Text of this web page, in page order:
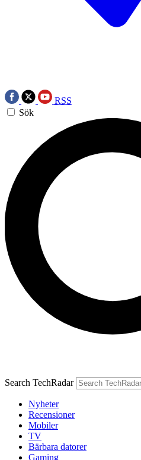
RSS
Sök
Search TechRadar
Nyheter
Recensioner
Mobiler
TV
Bärbara datorer
Gaming